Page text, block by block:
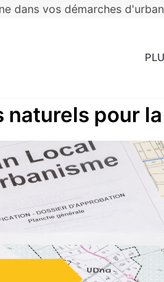
dans vos démarches
naturels pour